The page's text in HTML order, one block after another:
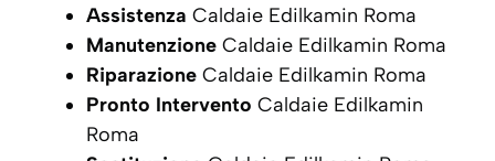
Assistenza Caldaie Edilkamin Roma
Manutenzione Caldaie Edilkamin Roma
Riparazione Caldaie Edilkamin Roma
Pronto Intervento Caldaie Edilkamin
Roma